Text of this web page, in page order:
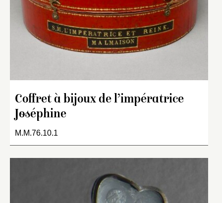
Coffret à bijoux de l’impératrice
Joséphine
M.M.76.10.1